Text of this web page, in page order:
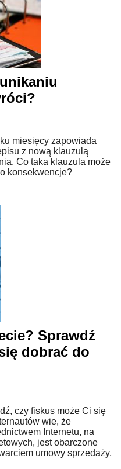
miesięcy zapowiada
z nową klauzulą
Co taka klauzula może
konsekwencje?
Sprawdź
dobrać do
czy fiskus może Ci się
wie, że
Internetu, na
jest obarczone
umowy sprzedaży,